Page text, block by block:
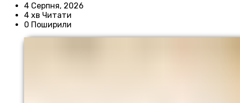
4 Серпня, 2026
4 хв Читати
0 Поширили